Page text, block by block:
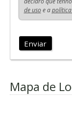
de usoe a
Enviar
Mapa de